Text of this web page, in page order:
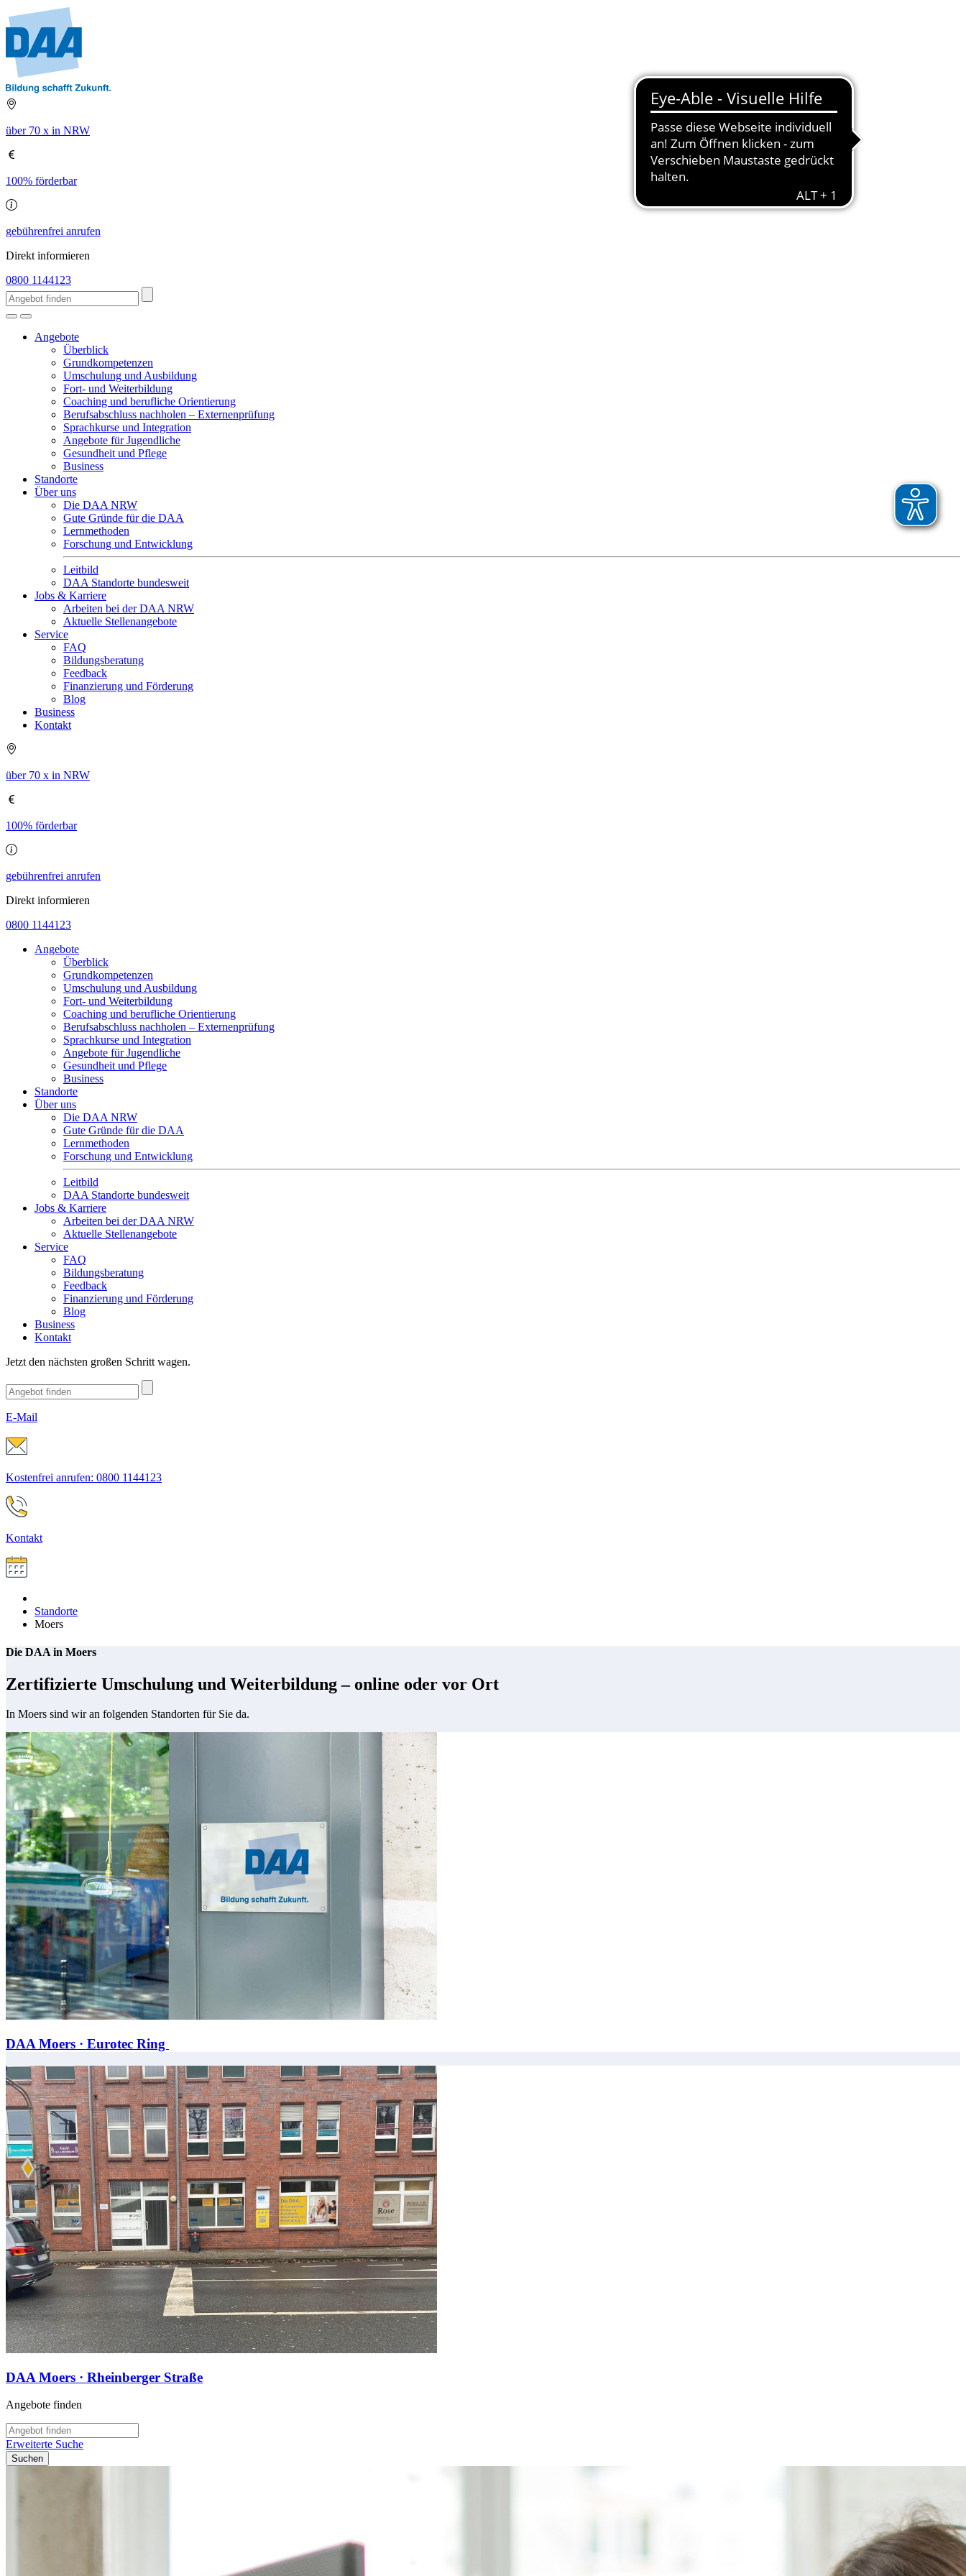
über 70 x in NRW
100% förderbar
gebührenfrei anrufen
Direkt informieren
0800 1144123
Angebote
Überblick
Grundkompetenzen
Umschulung und Ausbildung
Fort- und Weiterbildung
Coaching und berufliche Orientierung
Berufsabschluss nachholen – Externenprüfung
Sprachkurse und Integration
Angebote für Jugendliche
Gesundheit und Pflege
Business
Standorte
Über uns
Die DAA NRW
Gute Gründe für die DAA
Lernmethoden
Forschung und Entwicklung
Leitbild
DAA Standorte bundesweit
Jobs & Karriere
Arbeiten bei der DAA NRW
Aktuelle Stellenangebote
Service
FAQ
Bildungsberatung
Feedback
Finanzierung und Förderung
Blog
Business
Kontakt
über 70 x in NRW
100% förderbar
gebührenfrei anrufen
Direkt informieren
0800 1144123
Angebote
Überblick
Grundkompetenzen
Umschulung und Ausbildung
Fort- und Weiterbildung
Coaching und berufliche Orientierung
Berufsabschluss nachholen – Externenprüfung
Sprachkurse und Integration
Angebote für Jugendliche
Gesundheit und Pflege
Business
Standorte
Über uns
Die DAA NRW
Gute Gründe für die DAA
Lernmethoden
Forschung und Entwicklung
Leitbild
DAA Standorte bundesweit
Jobs & Karriere
Arbeiten bei der DAA NRW
Aktuelle Stellenangebote
Service
FAQ
Bildungsberatung
Feedback
Finanzierung und Förderung
Blog
Business
Kontakt
Jetzt den nächsten großen Schritt wagen.
E-Mail
Kostenfrei anrufen: 0800 1144123
Kontakt
Standorte
Moers
Die DAA in Moers
Zertifizierte Umschulung und Weiterbildung – online oder vor Ort
In Moers sind wir an folgenden Standorten für Sie da.
DAA Moers · Eurotec Ring
DAA Moers · Rheinberger Straße
Angebote finden
Erweiterte Suche
Suchen